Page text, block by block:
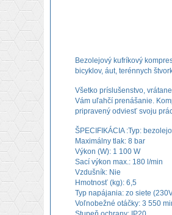
Bezolejový kufríkový
bicyklov, áut, terénnych
Všetko príslušenstvo,
Vám uľahčí prenášanie.
pripravený odviesť svoju
ŠPECIFIKÁCIA :Typ:
Maximálny tlak: 8 bar
Výkon (W): 1 100 W
Sací výkon max.: 180 l/min
Vzdušník: Nie
Hmotnosť (kg): 6,5
Typ napájania: zo siete
Voľnobežné otáčky: 3 550